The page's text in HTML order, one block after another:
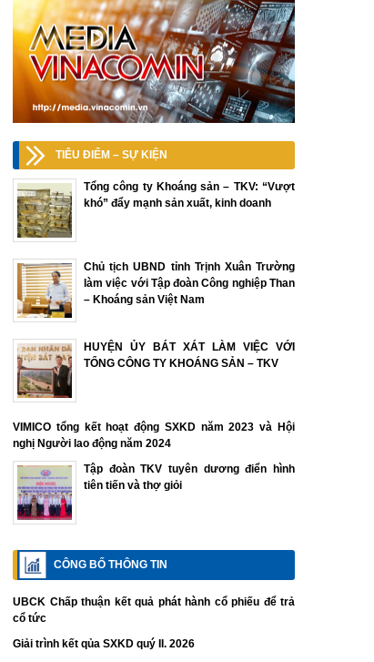
TIÊU ĐIỂM – SỰ KIỆN
Tổng công ty Khoáng sản – TKV: “Vượt
khó” đẩy mạnh sản xuất, kinh doanh
Chủ tịch UBND tỉnh Trịnh Xuân Trường
làm việc với Tập đoàn Công nghiệp Than
– Khoáng sản Việt Nam
HUYỆN ỦY BÁT XÁT LÀM VIỆC VỚI
TỔNG CÔNG TY KHOÁNG SẢN – TKV
VIMICO tổng kết hoạt động SXKD năm 2023 và Hội
nghị Người lao động năm 2024
Tập đoàn TKV tuyên dương điển hình
tiên tiến và thợ giỏi
CÔNG BỐ THÔNG TIN
UBCK Chấp thuận kết quả phát hành cổ phiếu để trả
cổ tức
Giải trình kết qủa SXKD quý II. 2026